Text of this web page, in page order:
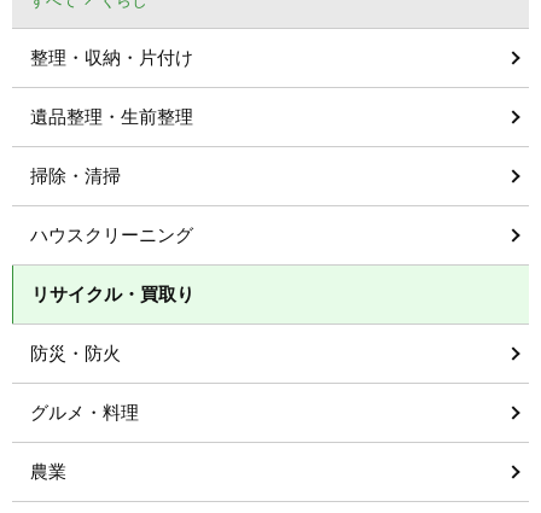
整理・収納・片付け
遺品整理・生前整理
掃除・清掃
ハウスクリーニング
リサイクル・買取り
防災・防火
グルメ・料理
農業